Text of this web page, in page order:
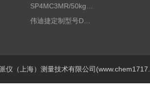
伟迪捷定制型号DHM506-5000-002
仪（上海）测量技术有限公司